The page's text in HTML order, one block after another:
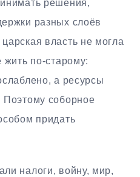
решения,
разных слоёв
власть не могла
жить по-старому:
а ресурсы
Поэтому соборное
придать
налоги, войну, мир,